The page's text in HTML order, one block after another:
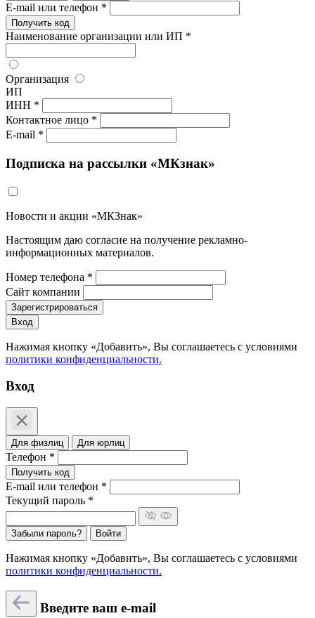
E-mail или телефон *
Получить код
Наименование организации или ИП *
Организация
ИП
ИНН *
Контактное лицо *
E-mail *
Подписка на рассылки «МКзнак»
Новости и акции «МКЗнак»
Настоящим даю согласие на получение рекламно-
информационных материалов.
Номер телефона *
Сайт компании
Зарегистрироваться
Вход
Нажимая кнопку «Добавить», Вы соглашаетесь c условиями
политики конфиденциальности.
Вход
Для физлиц Для юрлиц
Телефон *
Получить код
E-mail или телефон *
Текущий пароль *
Забыли пароль? Войти
Нажимая кнопку «Добавить», Вы соглашаетесь c условиями
политики конфиденциальности.
Введите ваш e-mail